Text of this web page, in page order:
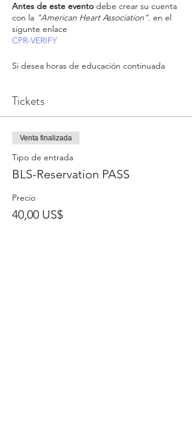
Antes de este evento debe crear su cuenta
con la "American Heart Association". en el
sigunte enlace
CPR-VERIFY
Si desea horas de educación continuada
al curso. El precio depende de su tipo de
sobre la disponibilidad de Educación
Continuada y codigos apobados.
Tickets
Venta finalizada
Tipo de entrada
BLS-Reservation PASS
Precio
40,00 US$